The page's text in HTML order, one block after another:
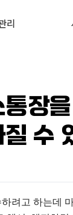
리
출 관리
산 관리
투
통장
수
려고 하는데